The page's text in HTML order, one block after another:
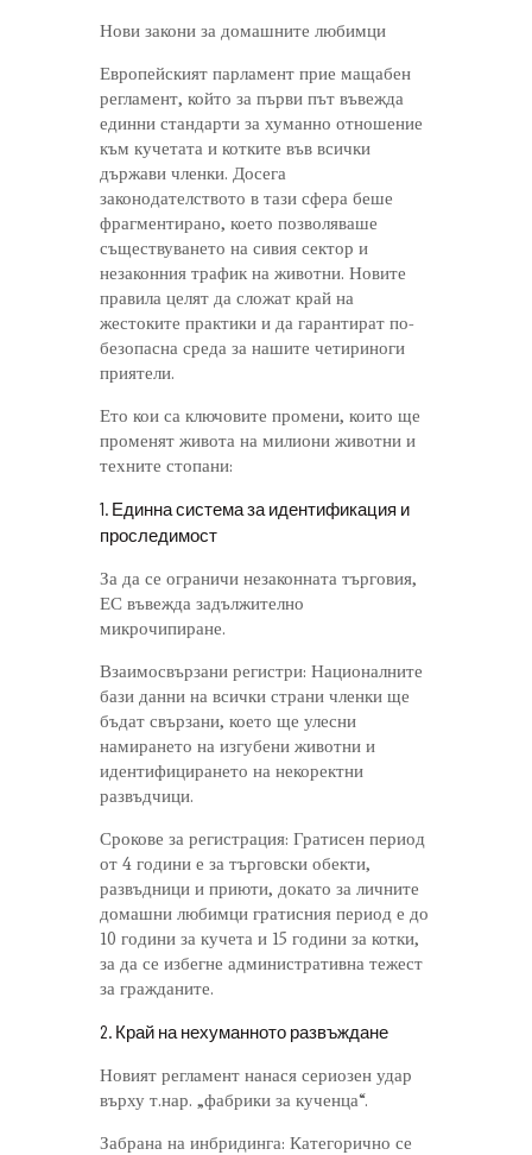
Нови закони за домашните любимци
Европейският парламент прие мащабен
регламент, който за първи път въвежда
единни стандарти за хуманно отношение
към кучетата и котките във всички
държави членки. Досега
законодателството в тази сфера беше
фрагментирано, което позволяваше
съществуването на сивия сектор и
незаконния трафик на животни. Новите
правила целят да сложат край на
жестоките практики и да гарантират по-
безопасна среда за нашите четириноги
приятели.
Ето кои са ключовите промени, които ще
променят живота на милиони животни и
техните стопани:
1. Единна система за идентификация и
проследимост
За да се ограничи незаконната търговия,
ЕС въвежда задължително
микрочипиране.
Взаимосвързани регистри: Националните
бази данни на всички страни членки ще
бъдат свързани, което ще улесни
намирането на изгубени животни и
идентифицирането на некоректни
развъдчици.
Срокове за регистрация: Гратисен период
от 4 години е за търговски обекти,
развъдници и приюти, докато за личните
домашни любимци гратисния период е до
10 години за кучета и 15 години за котки,
за да се избегне административна тежест
за гражданите.
2. Край на нехуманното развъждане
Новият регламент нанася сериозен удар
върху т.нар. „фабрики за кученца“.
Забрана на инбридинга: Категорично се